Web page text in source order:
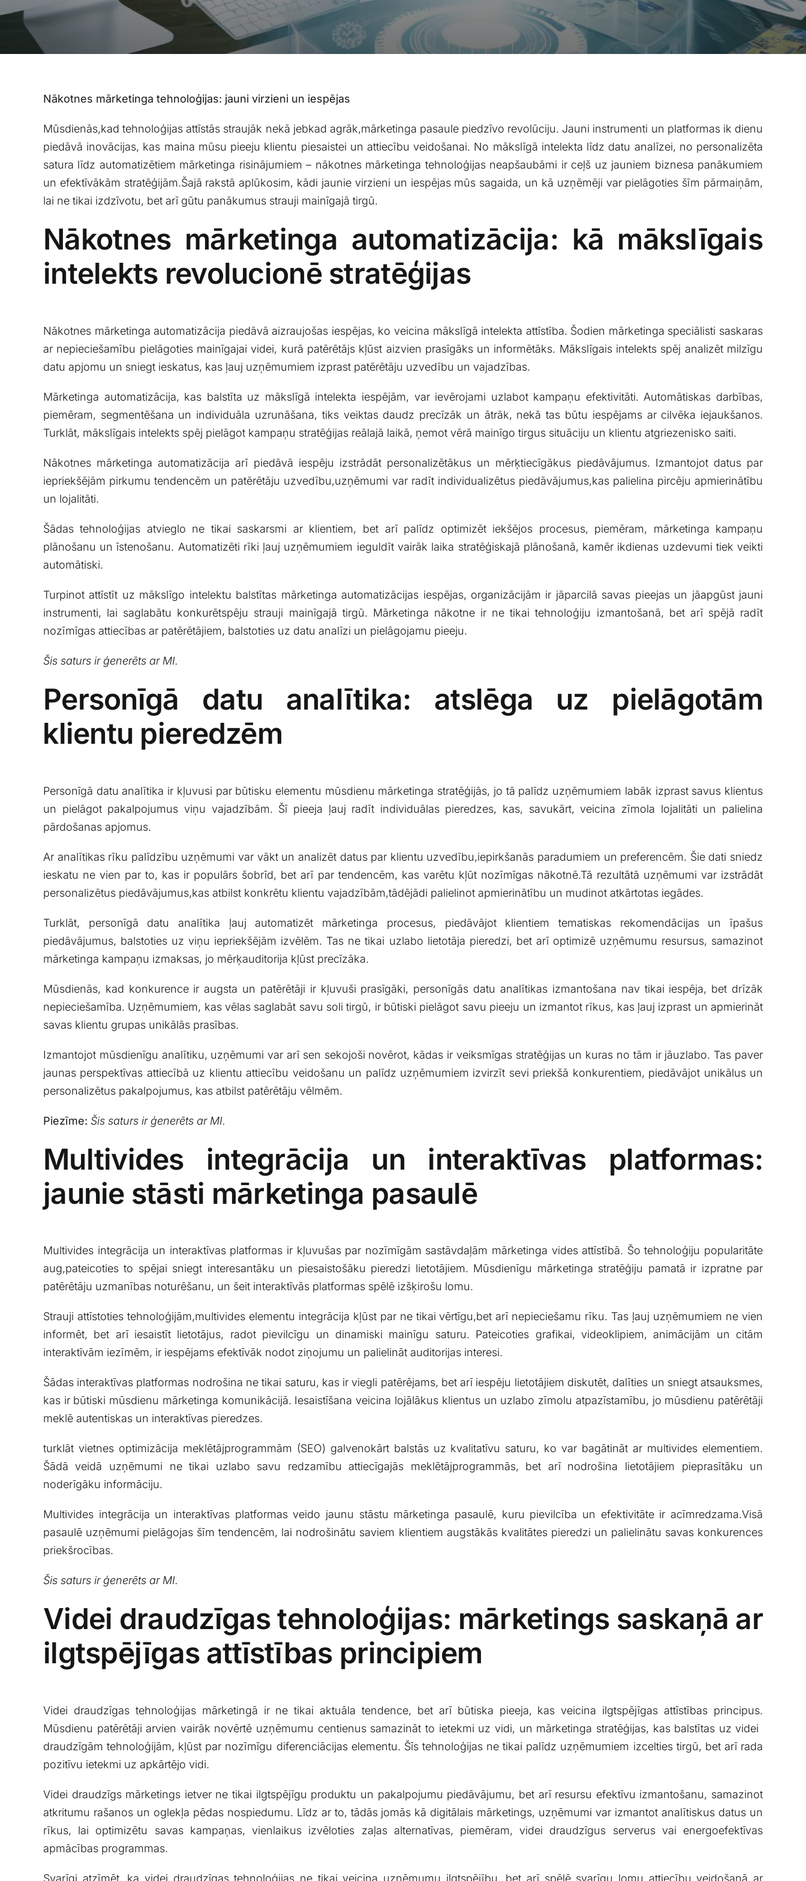
Nākotnes mārketinga tehnoloģijas: jauni virzieni un iespējas
Mūsdienās,kad ‍tehnoloģijas ⁢attīstās​ straujāk nekā jebkad agrāk,mārketinga pasaule⁢ piedzīvo revolūciju. ⁤Jauni⁣ instrumenti un platformas ik dienu
piedāvā inovācijas, kas maina mūsu⁣ pieeju klientu piesaistei un attiecību⁣ veidošanai.⁢ No ⁤mākslīgā intelekta līdz datu analīzei, no personalizēta
satura līdz ​automatizētiem mārketinga risinājumiem – nākotnes mārketinga tehnoloģijas ⁣neapšaubāmi⁣ ir ceļš uz jauniem biznesa panākumiem
un efektīvākām stratēģijām.Šajā rakstā aplūkosim, kādi jaunie virzieni ‌un iespējas ‍mūs ‌sagaida, un kā uzņēmēji var pielāgoties⁢ šīm pārmaiņām,
lai ne tikai izdzīvotu, bet arī gūtu‌ panākumus strauji mainīgajā tirgū.
Nākotnes mārketinga automatizācija: kā⁤ mākslīgais
intelekts‍ revolucionē stratēģijas
Nākotnes mārketinga automatizācija‍ piedāvā aizraujošas ⁢iespējas, ​ko veicina mākslīgā intelekta attīstība. Šodien mārketinga speciālisti saskaras​
ar nepieciešamību pielāgoties ⁢mainīgajai videi, kurā patērētājs kļūst aizvien⁣ prasīgāks un ​informētāks. Mākslīgais​ intelekts spēj analizēt milzīgu
datu apjomu un ‌sniegt ⁣ieskatus,​ kas ļauj ‌uzņēmumiem izprast patērētāju uzvedību un‌ vajadzības.
Mārketinga automatizācija, kas balstīta uz mākslīgā‌ intelekta iespējām, var⁣ ievērojami uzlabot kampaņu efektivitāti. ‍Automātiskas darbības,
piemēram, segmentēšana un individuāla uzrunāšana, tiks veiktas daudz precīzāk un ātrāk,⁢ nekā tas būtu iespējams ar cilvēka iejaukšanos.
Turklāt, mākslīgais intelekts spēj pielāgot ‍kampaņu‍ stratēģijas reālajā laikā, ņemot vērā mainīgo tirgus situāciju⁢ un klientu atgriezenisko saiti.
Nākotnes ‍mārketinga⁣ automatizācija arī piedāvā iespēju izstrādāt ‌personalizētākus un mērķtiecīgākus​ piedāvājumus. Izmantojot ⁣datus par
iepriekšējām pirkumu tendencēm un patērētāju uzvedību,uzņēmumi ⁢var ⁤radīt⁤ individualizētus ‍piedāvājumus,kas palielina pircēju ‌apmierinātību
⁣un lojalitāti.
Šādas tehnoloģijas atvieglo ne⁤ tikai saskarsmi ar ​klientiem, bet arī⁢ palīdz optimizēt iekšējos procesus, piemēram, mārketinga kampaņu
plānošanu un⁤ īstenošanu. Automatizēti rīki ļauj uzņēmumiem ieguldīt vairāk laika stratēģiskajā ⁤plānošanā, kamēr ikdienas uzdevumi tiek veikti
automātiski.
Turpinot attīstīt uz mākslīgo intelektu balstītas mārketinga automatizācijas iespējas, organizācijām ir‌ jāparcilā savas ⁢pieejas ⁤un ⁤jāapgūst jauni
instrumenti, lai ‍saglabātu konkurētspēju strauji ‍mainīgajā tirgū. Mārketinga nākotne ir ne tikai tehnoloģiju izmantošanā, bet arī spējā radīt
⁢nozīmīgas ⁤attiecības ar patērētājiem, balstoties uz datu analīzi un pielāgojamu pieeju.
Šis​ saturs ‌ir ‌ģenerēts ar‍ MI.
Personīgā datu ‍analītika: atslēga ⁣uz pielāgotām
⁤klientu pieredzēm
Personīgā datu analītika ir kļuvusi par būtisku elementu mūsdienu ​mārketinga stratēģijās, jo tā palīdz uzņēmumiem labāk izprast savus klientus
un pielāgot pakalpojumus viņu vajadzībām. ‌Šī pieeja ļauj ​radīt individuālas pieredzes, kas, savukārt, veicina ⁤zīmola ⁤lojalitāti un palielina⁤
pārdošanas apjomus.
Ar analītikas rīku palīdzību uzņēmumi var vākt un‍ analizēt ⁣datus ​par klientu uzvedību,iepirkšanās ‌paradumiem un​ preferencēm. ​Šie dati sniedz
ieskatu ne ‍vien par to, kas ir ⁤populārs šobrīd, bet arī par ⁤tendencēm, kas‍ varētu kļūt nozīmīgas‍ nākotnē.Tā rezultātā uzņēmumi var​ izstrādāt
personalizētus piedāvājumus,kas‌ atbilst konkrētu klientu vajadzībām,tādējādi palielinot apmierinātību un mudinot atkārtotas iegādes.
Turklāt, personīgā datu analītika ļauj automatizēt mārketinga procesus,‍ piedāvājot klientiem tematiskas rekomendācijas un īpašus
piedāvājumus, balstoties uz viņu iepriekšējām izvēlēm. ‌Tas ne ​tikai ⁤uzlabo lietotāja pieredzi, bet arī optimizē⁢ uzņēmumu resursus, ⁢samazinot
mārketinga kampaņu izmaksas, jo mērķauditorija kļūst precīzāka.
Mūsdienās, ⁤kad konkurence ir augsta un⁢ patērētāji ir ‌kļuvuši prasīgāki, personīgās ⁢datu ⁢analītikas ⁢izmantošana nav tikai ⁣iespēja, bet drīzāk
nepieciešamība.​ Uzņēmumiem, kas vēlas saglabāt ⁣savu ⁤soli tirgū,‍ ir būtiski ⁤pielāgot savu pieeju un izmantot rīkus, kas ļauj ‌izprast un apmierināt
savas‌ klientu grupas unikālās prasības.
Izmantojot mūsdienīgu analītiku, uzņēmumi var arī sen sekojoši novērot, kādas ir ​veiksmīgas stratēģijas un kuras no tām⁢ ir jāuzlabo. Tas‌ paver
jaunas ⁣perspektīvas attiecībā uz klientu attiecību veidošanu un palīdz uzņēmumiem izvirzīt ⁤sevi priekšā konkurentiem, piedāvājot ⁤unikālus un
personalizētus pakalpojumus, kas⁢ atbilst patērētāju ⁢vēlmēm.
Piezīme: Šis saturs ir ģenerēts ar ‌MI.
Multivides integrācija un interaktīvas platformas:
jaunie stāsti mārketinga pasaulē
Multivides integrācija⁢ un ‌interaktīvas platformas ⁢ir kļuvušas par nozīmīgām sastāvdaļām mārketinga vides attīstībā. Šo tehnoloģiju popularitāte⁤
aug,pateicoties​ to ​spējai sniegt interesantāku un ⁢piesaistošāku pieredzi lietotājiem. Mūsdienīgu ‍mārketinga stratēģiju‍ pamatā ir izpratne par
patērētāju uzmanības noturēšanu, ⁤un šeit interaktīvās platformas spēlē izšķirošu⁣ lomu.
Strauji attīstoties tehnoloģijām,multivides elementu integrācija kļūst⁣ par ne tikai vērtīgu,bet​ arī‍ nepieciešamu rīku. Tas ļauj‌ uzņēmumiem⁣ ne ‌vien
informēt, ‍bet ​arī iesaistīt lietotājus, radot pievilcīgu ‍un​ dinamiski mainīgu saturu. Pateicoties grafikai, videoklipiem, animācijām un citām
interaktīvām iezīmēm, ir ‍iespējams efektīvāk nodot ziņojumu un palielināt auditorijas ‍interesi.
Šādas interaktīvas platformas nodrošina⁢ ne tikai saturu, ​kas ⁣ir viegli⁣ patērējams, bet arī iespēju lietotājiem diskutēt, ⁢dalīties un sniegt atsauksmes,
‍kas ir būtiski mūsdienu mārketinga ⁣komunikācijā.⁣ Iesaistīšana veicina lojālākus klientus un⁢ uzlabo zīmolu​ atpazīstamību, jo mūsdienu patērētāji
meklē autentiskas un⁤ interaktīvas ‍pieredzes.
turklāt ‌vietnes optimizācija meklētājprogrammām⁣ (SEO) galvenokārt balstās uz kvalitatīvu saturu, ko‍ var bagātināt ar multivides elementiem.
Šādā veidā uzņēmumi ne tikai uzlabo savu​ redzamību⁣ attiecīgajās meklētājprogrammās, bet arī nodrošina lietotājiem pieprasītāku un
noderīgāku‌ informāciju.
Multivides integrācija un interaktīvas⁣ platformas⁤ veido jaunu⁣ stāstu mārketinga pasaulē,‌ kuru pievilcība un efektivitāte ir acīmredzama.Visā
pasaulē ⁤uzņēmumi pielāgojas⁤ šīm tendencēm, lai nodrošinātu saviem ⁤klientiem augstākās kvalitātes pieredzi un palielinātu savas konkurences
priekšrocības.
Šis saturs ir ģenerēts‌ ar MI.
Videi draudzīgas⁢ tehnoloģijas: mārketings saskaņā ar
ilgtspējīgas⁣ attīstības principiem
Videi draudzīgas​ tehnoloģijas mārketingā ir ne tikai aktuāla tendence, bet ⁣arī‍ būtiska pieeja, kas veicina ilgtspējīgas attīstības principus.
Mūsdienu patērētāji⁢ arvien‍ vairāk ​novērtē uzņēmumu centienus samazināt⁢ to ⁣ietekmi uz vidi, un‌ mārketinga ​stratēģijas, kas balstītas uz videi ​
draudzīgām tehnoloģijām,⁤ kļūst par nozīmīgu diferenciācijas elementu. Šīs tehnoloģijas⁣ ne⁤ tikai ‍palīdz⁤ uzņēmumiem izcelties tirgū, bet arī rada
pozitīvu⁤ ietekmi uz apkārtējo vidi.
Videi draudzīgs mārketings⁢ ietver​ ne tikai ilgtspējīgu ​produktu un pakalpojumu piedāvājumu,‌ bet arī resursu⁢ efektīvu izmantošanu, samazinot
‌atkritumu rašanos‌ un oglekļa pēdas nospiedumu. Līdz ar to, tādās jomās kā digitālais mārketings, uzņēmumi var ⁤izmantot ⁤analītiskus⁣ datus un​
rīkus, lai⁤ optimizētu savas kampaņas, vienlaikus izvēloties⁢ zaļas alternatīvas, piemēram,⁣ videi draudzīgus ​serverus vai energoefektīvas
‌apmācības programmas.
Svarīgi‌ atzīmēt, ka videi draudzīgas tehnoloģijas ne tikai⁢ veicina uzņēmumu ilgtspējību, bet arī ‌spēlē svarīgu lomu⁣ attiecību veidošanā‍ ar